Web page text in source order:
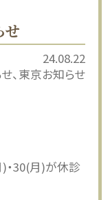
せ
24.08.22
東京お知らせ
)・30(月)が休診